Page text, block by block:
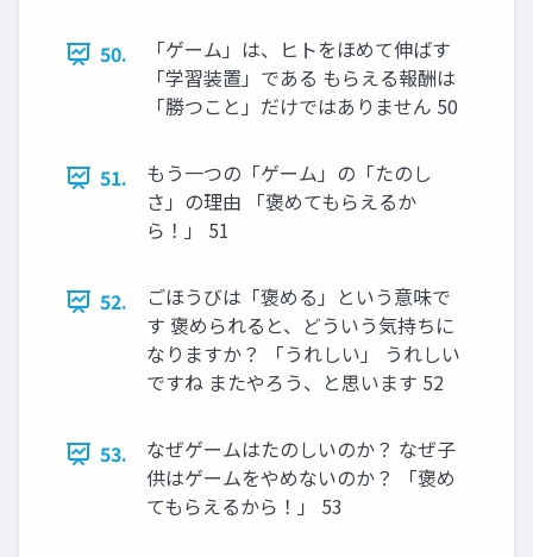
50.
「ゲーム」は、ヒトをほめて伸ばす
「学習装置」である もらえる報酬は
「勝つこと」だけではありません 50
51.
もう一つの「ゲーム」の「たのし
さ」の理由 「褒めてもらえるか
ら！」 51
52.
ごほうびは「褒める」という意味で
す 褒められると、どういう気持ちに
なりますか？ 「うれしい」 うれしい
ですね またやろう、と思います 52
53.
なぜゲームはたのしいのか？ なぜ子
供はゲームをやめないのか？ 「褒め
てもらえるから！」 53